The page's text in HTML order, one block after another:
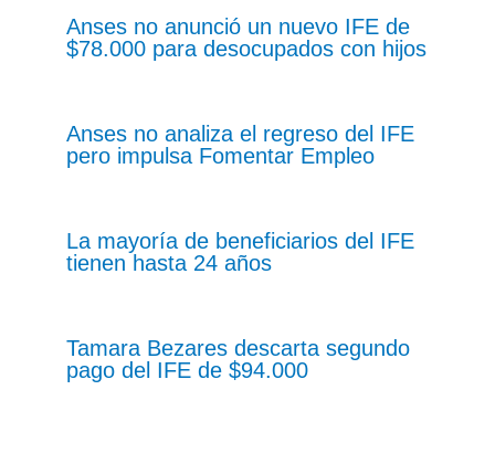
Anses no anunció un nuevo IFE de
$78.000 para desocupados con hijos
Anses no analiza el regreso del IFE
pero impulsa Fomentar Empleo
La mayoría de beneficiarios del IFE
tienen hasta 24 años
Tamara Bezares descarta segundo
pago del IFE de $94.000